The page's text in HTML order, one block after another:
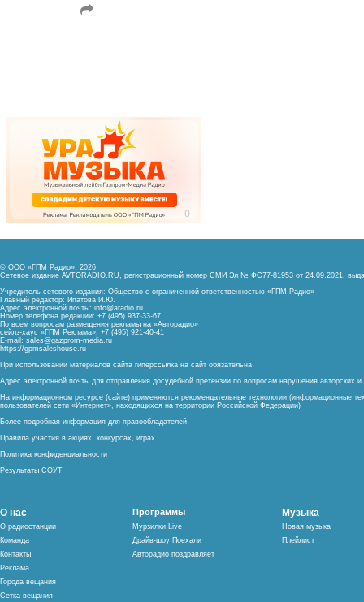
© ООО «ГПМ Радио», 2026
Сетевое издание AVTORADIO.RU, регистрационный номер СМИ Эл № ФС77-81953 от 24.09.2021,
Учредитель сетевого издания: Общество с ограниченной ответственностью «ГПМ Радио»
Главный редактор: Ипатова И.Ю.
Адрес электронной почты: info@aradio.ru
Номер телефона редакции: +7 (495) 937-33-67
По всем вопросам размещения рекламы на «Авторадио»
сейлз-хаус «ГПМ Реклама»: +7 (495) 921-40-41
E-mail: sales@gazprom-media.ru
https://gpmsaleshouse.ru
При использовании материалов сайта гиперссылка на сайт обязательна
Адрес электронной почты для отправления досудебной претензии по вопросам нарушения авторских
На информационном ресурсе (сайте) применяются рекомендательные технологии (информационные
пользователей сети «Интернет», находящихся на территории Российской Федерации)
Более подробная информация для правообладателей
Правила участия в акциях, конкурсах, играх
Политика конфиденциальности
Результаты СОУТ
О нас
О радиостанции
Команда
Контакты
Реклама
Города вещания
Сетка вещания
Программы
Мурзилки Live
Драйв-шоу Поехали
Авторадио поздравляет
Музыка
Новая музыка
Плейлист